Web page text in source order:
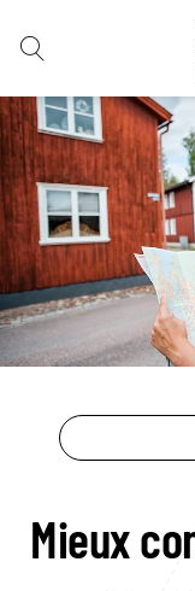
Mieux